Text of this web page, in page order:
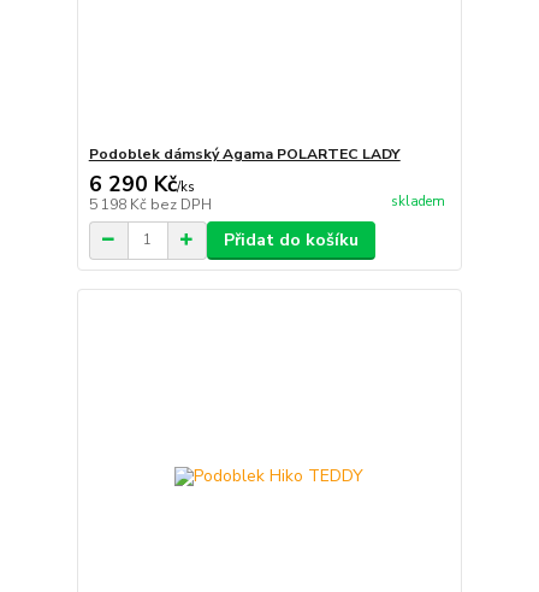
Podoblek dámský Agama POLARTEC LADY
6 290 Kč/ks
5 198 Kč bez DPH skladem
Přidat do košíku